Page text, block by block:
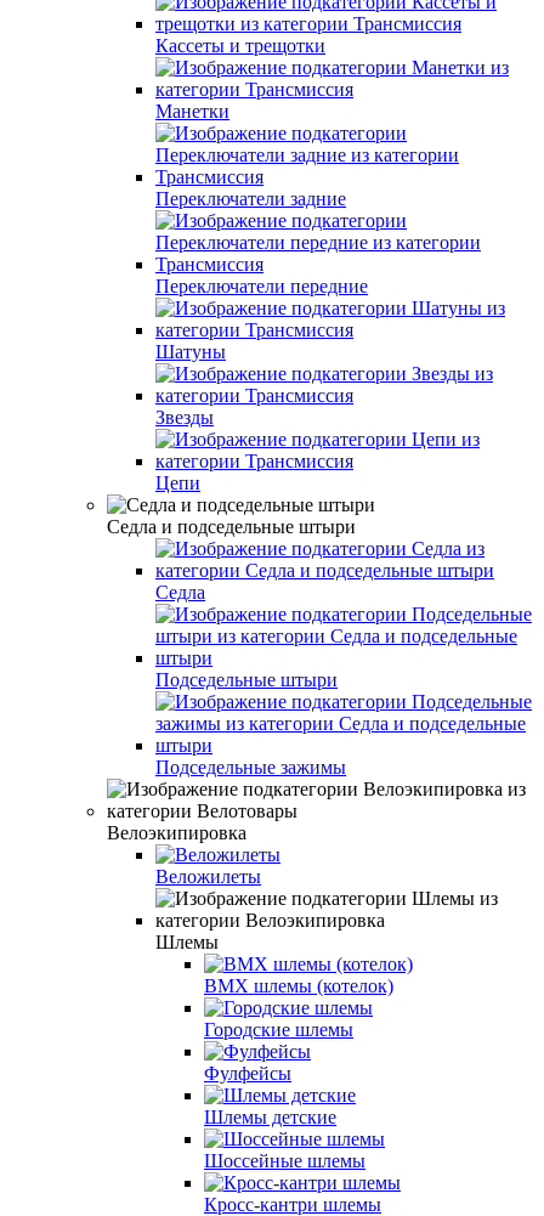
Кассеты и трещотки
Манетки
Переключатели задние
Переключатели передние
Шатуны
Звезды
Цепи
Седла и подседельные штыри
Седла
Подседельные штыри
Подседельные зажимы
Велоэкипировка
Веложилеты
Шлемы
BMX шлемы (котелок)
Городские шлемы
Фулфейсы
Шлемы детские
Шоссейные шлемы
Кросс-кантри шлемы